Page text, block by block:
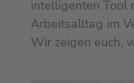
intelligenten Tool
Arbeitsalltag im
Wir zeigen euch,